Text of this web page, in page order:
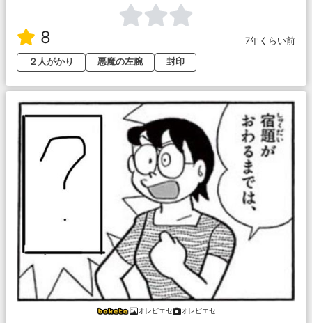
8
7年くらい前
２人がかり
悪魔の左腕 封印
オレピエセ オレピエセ